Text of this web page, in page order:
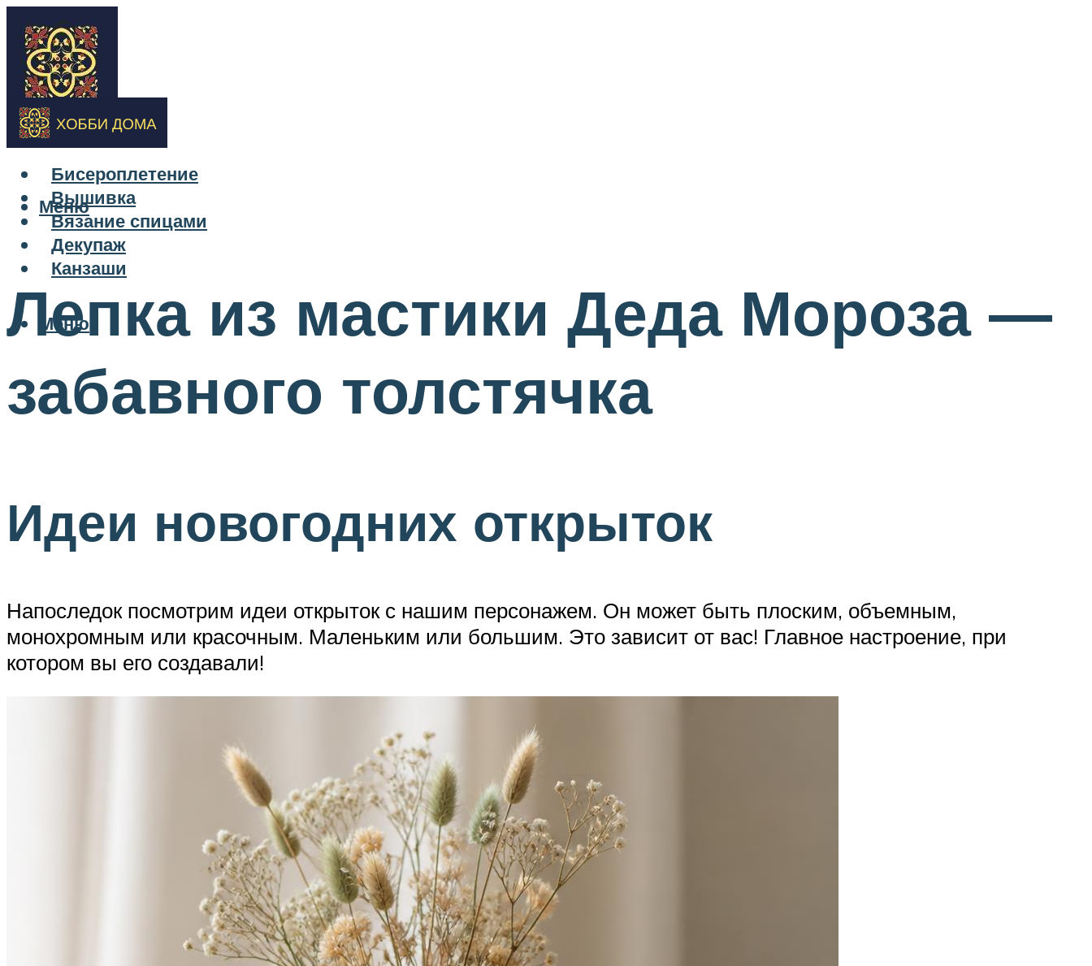
Бисероплетение
Вышивка
Вязание спицами
Декупаж
Канзаши
Меню
Меню
Лепка из мастики Деда Мороза —
забавного толстячка
Идеи новогодних открыток
Напоследок посмотрим идеи открыток с нашим персонажем. Он может быть плоским, объемным,
монохромным или красочным. Маленьким или большим. Это зависит от вас! Главное настроение, при
котором вы его создавали!